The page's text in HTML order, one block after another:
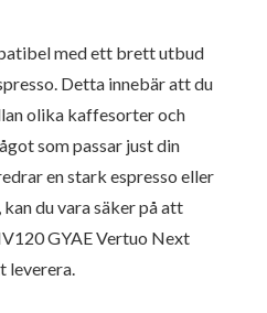
med ett brett utbud
Detta innebär att du
olika kaffesorter och
som passar just din
en stark espresso eller
du vara säker på att
GYAE Vertuo Next
leverera.